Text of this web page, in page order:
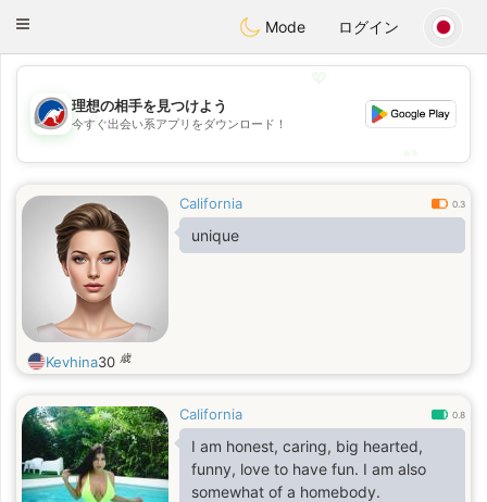
AustraliaChat
Toggle
Mode ログイン
💖
💕
理想の相手を見つけよう
今すぐ出会い系アプリをダウンロード！
California 0.3
unique
Kevhina30 歳
California 0.8
I am honest, caring, big hearted,
funny, love to have fun. I am also
somewhat of a homebody.